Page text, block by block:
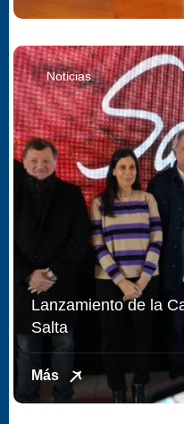
Noticias
Lanzamiento de la
Salta
Más